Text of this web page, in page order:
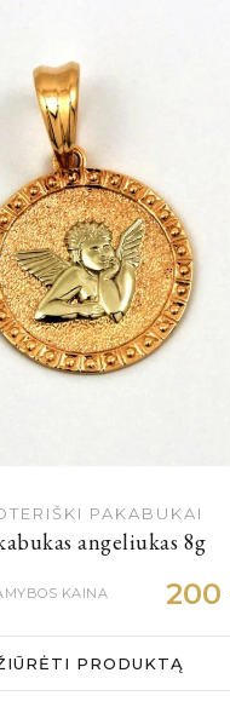
PAKABUKAI
angeliukas 8g
KAINA 200
PRODUKTĄ